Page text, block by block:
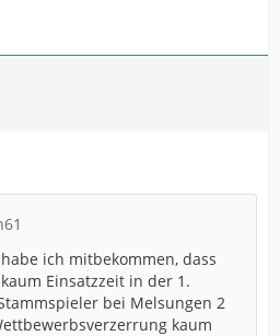
ich mitbekommen, dass
Einsatzzeit in der 1.
bei Melsungen 2
kaum